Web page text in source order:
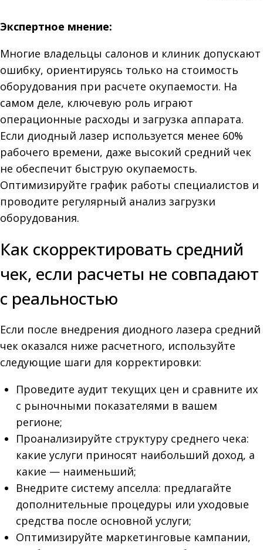
Экспертное мнение:
Многие владельцы салонов и клиник допускают
ошибку, ориентируясь только на стоимость
оборудования при расчете окупаемости. На
самом деле, ключевую роль играют
операционные расходы и загрузка аппарата.
Если диодный лазер используется менее 60%
рабочего времени, даже высокий средний чек
не обеспечит быструю окупаемость.
Оптимизируйте график работы специалистов и
проводите регулярный анализ загрузки
оборудования.
Как скорректировать средний
чек, если расчеты не совпадают
с реальностью
Если после внедрения диодного лазера средний
чек оказался ниже расчетного, используйте
следующие шаги для корректировки:
Проведите аудит текущих цен и сравните их
с рыночными показателями в вашем
регионе;
Проанализируйте структуру среднего чека:
какие услуги приносят наибольший доход, а
какие — наименьший;
Внедрите систему апселла: предлагайте
дополнительные процедуры или уходовые
средства после основной услуги;
Оптимизируйте маркетинговые кампании,